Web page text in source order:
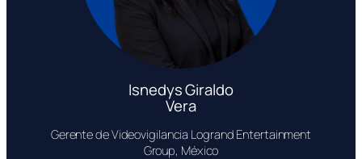
Isnedys Giraldo
Vera
Gerente de Videovigilancia Logrand Entertainment
Group, México